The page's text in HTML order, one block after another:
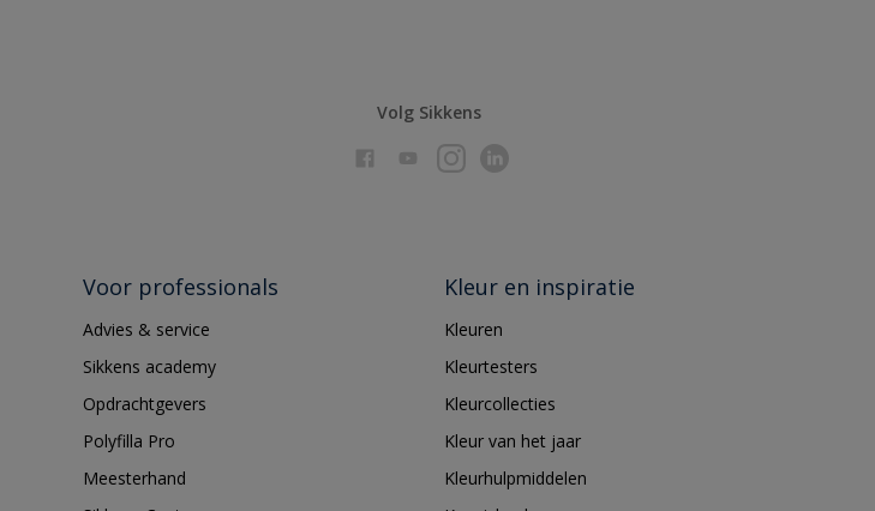
Volg Sikkens
Voor professionals
Advies & service
Sikkens academy
Opdrachtgevers
Polyfilla Pro
Meesterhand
Kleur en inspiratie
Kleuren
Kleurtesters
Kleurcollecties
Kleur van het jaar
Kleurhulpmiddelen